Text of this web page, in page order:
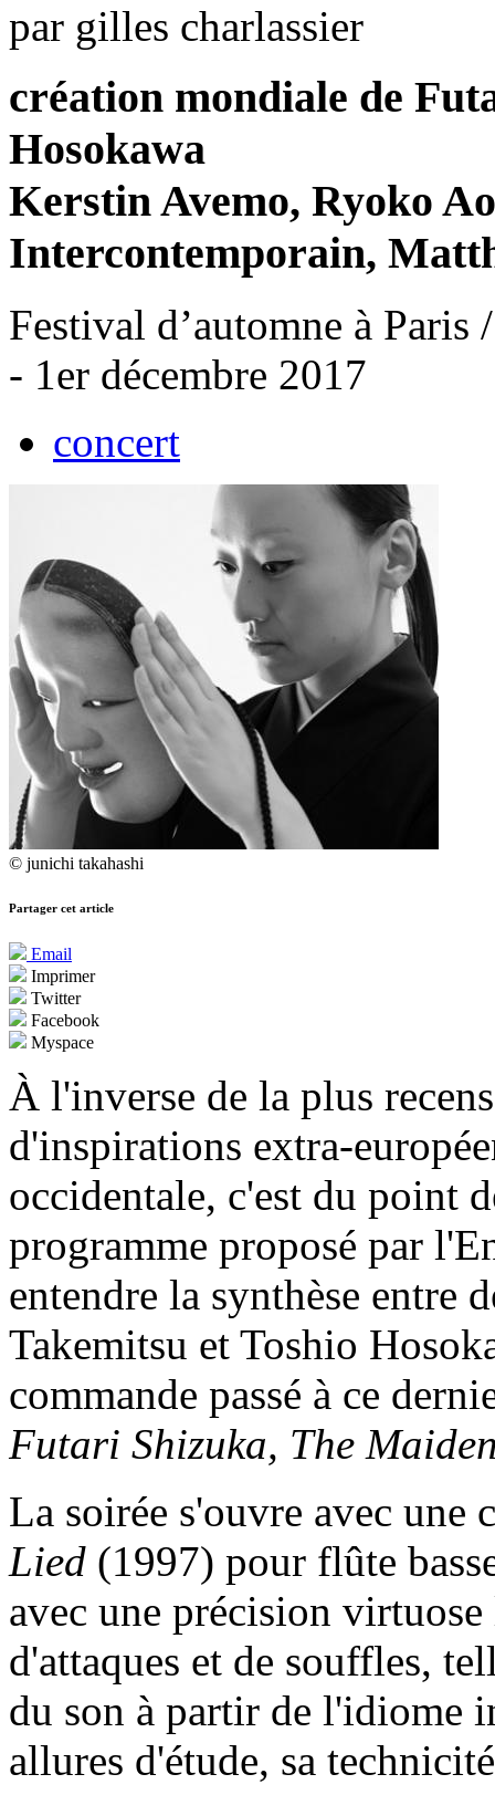
par gilles charlassier
création mondiale de
Hosokawa
Kerstin Avemo, Ryoko
Intercontemporain,
Festival d’automne à Paris
- 1er décembre 2017
concert
© junichi takahashi
Partager cet article
Email
Imprimer
Twitter
Facebook
Myspace
À l'inverse de la plus
d'inspirations extra-
occidentale, c'est du point
programme proposé par
entendre la synthèse entre
Takemitsu et Toshio
commande passé à ce
Futari Shizuka, The
La soirée s'ouvre avec une
Lied (1997) pour flûte
avec une précision
d'attaques et de souffles,
du son à partir de l'idiome
allures d'étude, sa